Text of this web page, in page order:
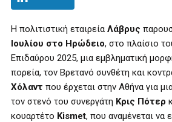
Η πολιτιστική εταιρεία Λάβρυς
Ιουλίου στο Ηρώδειο, στο πλαίσιο
Επιδαύρου 2025, μια εμβληματική
πορεία, τον Βρετανό συνθέτη και
Χόλαντ που έρχεται στην Αθήνα για
τον στενό του συνεργάτη Κρις Πότερ
κουαρτέτο Kismet, που αναμένεται να